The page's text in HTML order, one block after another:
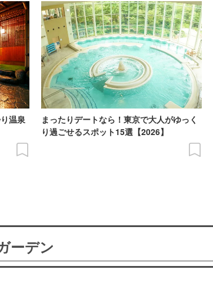
温泉
まったりデートなら！東京で大人がゆっく
り過ごせるスポット15選【2026】
ーデン